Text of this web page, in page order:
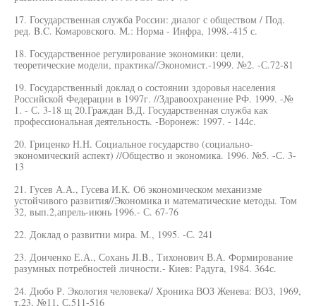
17. Государственная служба России: диалог с обществом / Под.
ред. B.C. Комаровского. М.: Норма - Инфра, 1998.-415 с.
18. Государственное регулирование экономики: цели,
теоретические модели, практика//Экономист.-1999. №2. -С.72-81
19. Государственный доклад о состоянии здоровья населения
Российской Федерации в 1997г. //Здравоохранение РФ. 1999. -№
1. - С. 3-18 щ 20.Граждан В.Д. Государственная служба как
профессиональная деятельность. -Воронеж: 1997. - 144с.
20. Гриценко Н.Н. Социальное государство (социально-
экономический аспект) //Общество и экономика. 1996. №5. -С. 3-
13
21. Гусев А.А., Гусева И.К. Об экономическом механизме
устойчивого развития//Экономика и математические методы. Том
32, вып.2,апрель-июнь 1996.- С. 67-76
22. Доклад о развитии мира. М., 1995. -С. 241
23. Донченко Е.А., Сохань JI.B., Тихонович В.А. Формирование
разумных потребностей личности.- Киев: Радуга, 1984. 364с.
24. Дюбо Р. Экология человека// Хроника ВОЗ Женева: ВОЗ, 1969,
т.23, №11, С.511-516